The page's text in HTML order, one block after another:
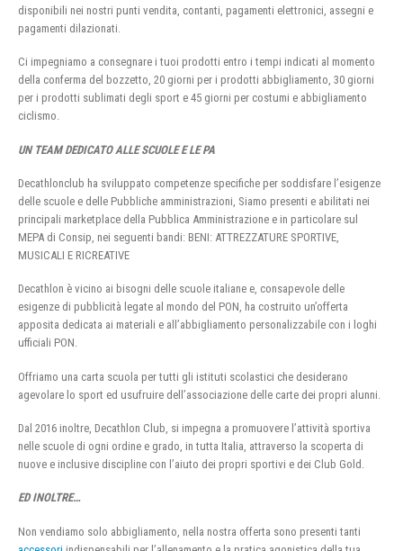
disponibili nei nostri punti vendita, contanti, pagamenti elettronici, assegni e
pagamenti dilazionati.
Ci impegniamo a consegnare i tuoi prodotti entro i tempi indicati al momento
della conferma del bozzetto, 20 giorni per i prodotti abbigliamento, 30 giorni
per i prodotti sublimati degli sport e 45 giorni per costumi e abbigliamento
ciclismo.
UN TEAM DEDICATO ALLE SCUOLE E LE PA
Decathlonclub ha sviluppato competenze specifiche per soddisfare l’esigenze
delle scuole e delle Pubbliche amministrazioni, Siamo presenti e abilitati nei
principali marketplace della Pubblica Amministrazione e in particolare sul
MEPA di Consip, nei seguenti bandi: BENI: ATTREZZATURE SPORTIVE,
MUSICALI E RICREATIVE
Decathlon è vicino ai bisogni delle scuole italiane e, consapevole delle
esigenze di pubblicità legate al mondo del PON, ha costruito un’offerta
apposita dedicata ai materiali e all’abbigliamento personalizzabile con i loghi
ufficiali PON.
Offriamo una carta scuola per tutti gli istituti scolastici che desiderano
agevolare lo sport ed usufruire dell’associazione delle carte dei propri alunni.
Dal 2016 inoltre, Decathlon Club, si impegna a promuovere l’attività sportiva
nelle scuole di ogni ordine e grado, in tutta Italia, attraverso la scoperta di
nuove e inclusive discipline con l’aiuto dei propri sportivi e dei Club Gold.
ED INOLTRE…
Non vendiamo solo abbigliamento, nella nostra offerta sono presenti tanti